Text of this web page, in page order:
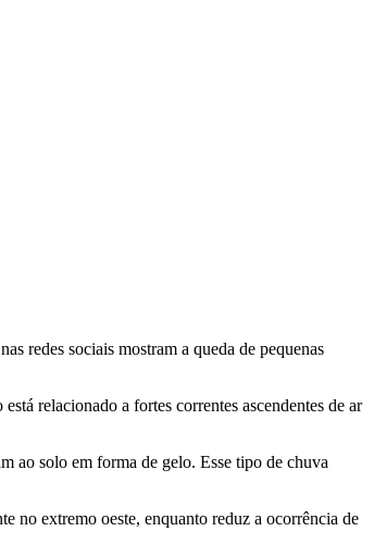
redes sociais mostram a queda de pequenas
relacionado a fortes correntes ascendentes de ar
ao solo em forma de gelo. Esse tipo de chuva
no extremo oeste, enquanto reduz a ocorrência de